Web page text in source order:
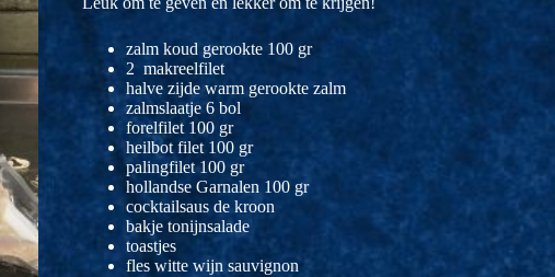
zalm koud gerookte 100 gr
2 makreelfilet
halve zijde warm gerookte zalm
zalmslaatje 6 bol
forelfilet 100 gr
heilbot filet 100 gr
palingfilet 100 gr
hollandse Garnalen 100 gr
cocktailsaus de kroon
bakje tonijnsalade
toastjes
fles witte wijn sauvignon